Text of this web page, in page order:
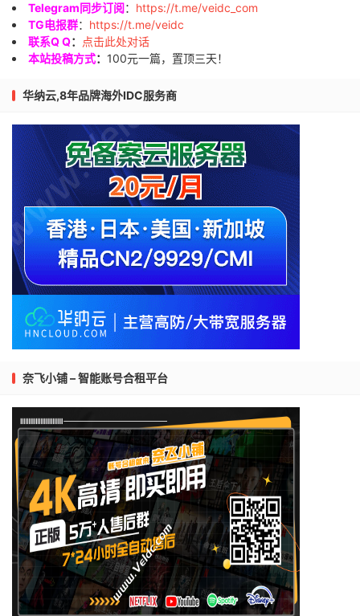
Telegram同步订阅： https://t.me/veidc_com
TG电报群： https://t.me/veidc
联系Q Q：
点击此处对话
本站投稿方式： 100元一篇，置顶三天！
华纳云,8年品牌海外IDC服务商
奈飞小铺 – 智能账号合租平台